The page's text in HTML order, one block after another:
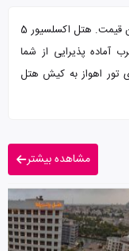
تور کیش از اهواز هتل اکسلسیور با تضمین بهترین قیمت. هتل اکسلسیور 5
آماده پذیرایی از شما
تور اهواز به کیش هتل
مشاهده بیشتر